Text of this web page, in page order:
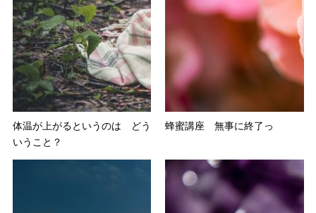
体温が上がるというのは どう
いうこと？
蜂蜜講座 無事に終了っ